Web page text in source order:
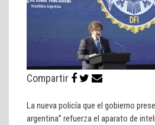
Compartir
La nueva policía que el gobierno
argentina” refuerza el aparato de